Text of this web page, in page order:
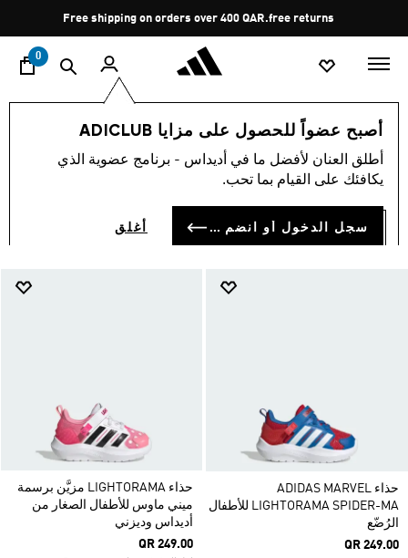
Pause
promotion
rotation
Free shipping on orders over 400 QAR.free returns
0
أصبح عضواً للحصول على مزايا ADICLUB
أطلق العنان لأفضل ما في أديداس - برنامج عضوية الذي
يكافئك على القيام بما تحب.
سجل الدخول أو انضم الآن أغلق
الأطفال أحذية
أحذية
حذاء ADIDAS MARVEL
LIGHTORAMA SPIDER-MA للأطفال
الرُضّع
QR 249.00
حذاء LIGHTORAMA مزيَّن برسمة
ميني ماوس للأطفال الصغار من
أديداس وديزني
QR 249.00